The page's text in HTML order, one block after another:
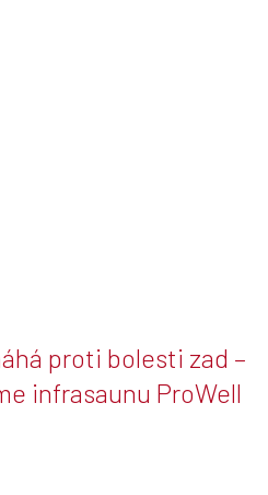
proti bolesti zad –
infrasaunu ProWell